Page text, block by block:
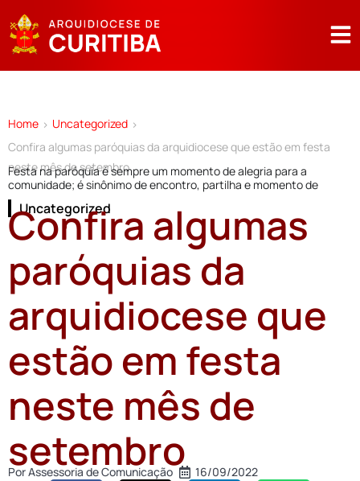
Home > Uncategorized >
Confira algumas paróquias da arquidiocese que estão em festa
neste mês de setembro
Festa na paróquia é sempre um momento de alegria para a
comunidade; é sinônimo de encontro, partilha e momento de
Uncategorized
Confira algumas
paróquias da
arquidiocese que
estão em festa
neste mês de
setembro
PorAssessoria de Comunicação 16/09/2022